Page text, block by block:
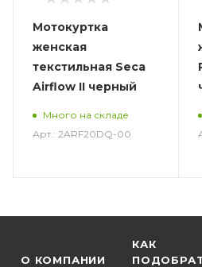
Мотокуртка
женская
текстильная Seca
Airflow II черный
Много на складе
Арт.: 2ARF20DQ-00
О КОМПАНИИ
КАК